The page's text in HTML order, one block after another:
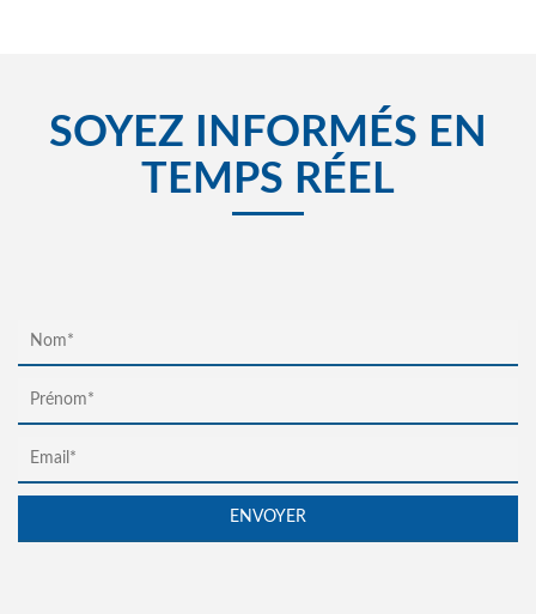
SOYEZ INFORMÉS EN
TEMPS RÉEL